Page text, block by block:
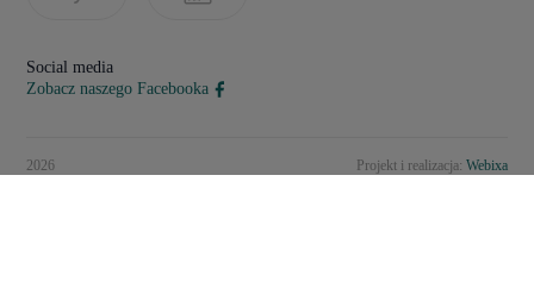
Social media
Zobacz naszego Facebooka
2026 Projekt i realizacja: Webixa